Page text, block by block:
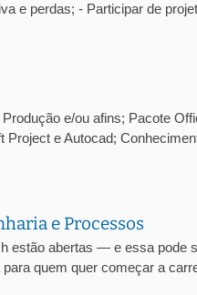
e perdas; - Participar de
e/ou afins; Pacote
e Autocad;
e Processos
estão abertas — e essa pode
quem quer começar a